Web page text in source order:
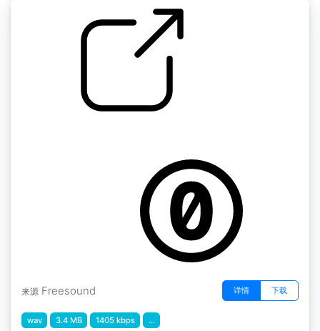
来源 Freesound 详情 下载
wav 3.4 MB 1405 kbps ...